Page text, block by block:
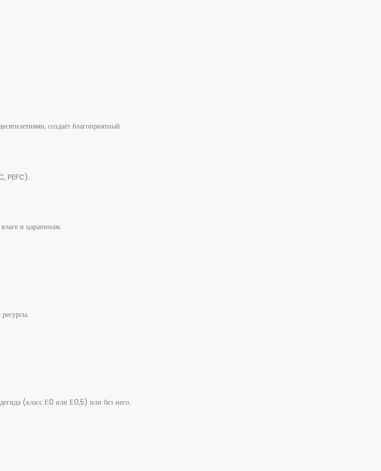
создаёт благоприятный
PEFC).
и царапинам.
(класс Е0 или Е0,5) или без него.